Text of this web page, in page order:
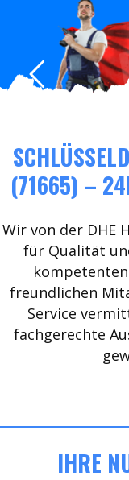
(71665) –
Wir von der DHE
für Qualität
freundlichen
Service
fachgerechte
IHRE